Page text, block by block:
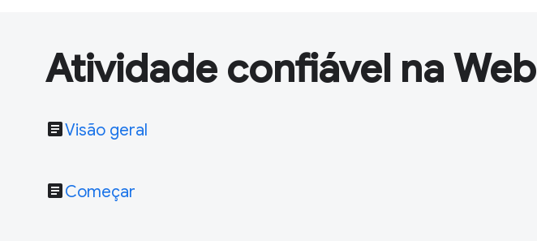
Atividade confiável na Web
articleVisão geral
articleComeçar